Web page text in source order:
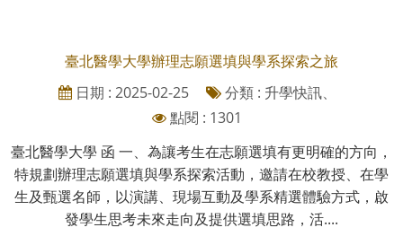
臺北醫學大學辦理志願選填與學系探索之旅
日期 : 2025-02-25
分類 : 升學快訊、
點閱 : 1301
臺北醫學大學 函 一、為讓考生在志願選填有更明確的方向，
特規劃辦理志願選填與學系探索活動，邀請在校教授、在學
生及甄選名師，以演講、現場互動及學系精選體驗方式，啟
發學生思考未來走向及提供選填思路，活....